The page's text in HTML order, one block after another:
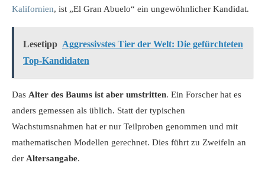
Kalifornien, ist „El Gran Abuelo“ ein ungewöhnlicher Kandidat.
Lesetipp Aggressivstes Tier der Welt: Die gefürchteten
Top-Kandidaten
Das Alter des Baums ist aber umstritten. Ein Forscher hat es
anders gemessen als üblich. Statt der typischen
Wachstumsnahmen hat er nur Teilproben genommen und mit
mathematischen Modellen gerechnet. Dies führt zu Zweifeln an
der Altersangabe.